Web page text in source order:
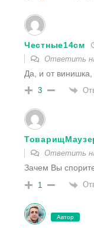
Честные14см
Ответить
Да, и от винишка,
3
Ответить
Зачем Вы
1
Автор